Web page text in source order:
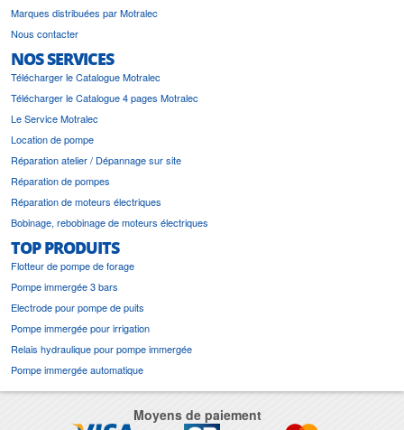
Marques distribuées par Motralec
Nous contacter
NOS SERVICES
Télécharger le Catalogue Motralec
Télécharger le Catalogue 4 pages Motralec
Le Service Motralec
Location de pompe
Réparation atelier / Dépannage sur site
Réparation de pompes
Réparation de moteurs électriques
Bobinage, rebobinage de moteurs électriques
TOP PRODUITS
Flotteur de pompe de forage
Pompe immergée 3 bars
Electrode pour pompe de puits
Pompe immergée pour irrigation
Relais hydraulique pour pompe immergée
Pompe immergée automatique
Moyens de paiement